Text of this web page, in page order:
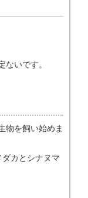
いです。
物を飼い始めま
カとシナヌマ